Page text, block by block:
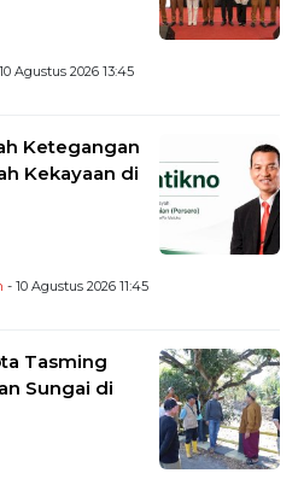
Agustus 2026 13:45
Ketegangan
Kekayaan di
- 10 Agustus 2026 11:45
Tasming
Sungai di